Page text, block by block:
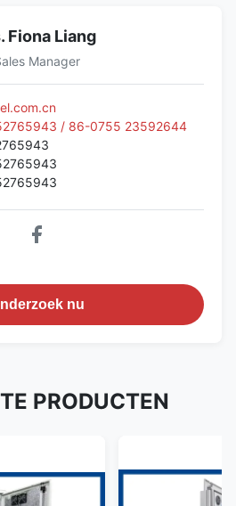
Fiona Liang
Manager
/ 86-0755 23592644
nu
PRODUCTEN